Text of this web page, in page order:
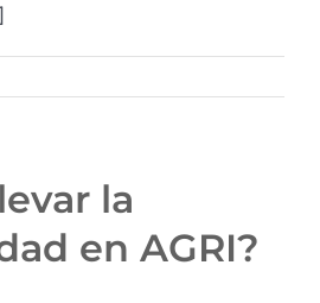
la
en AGRI?